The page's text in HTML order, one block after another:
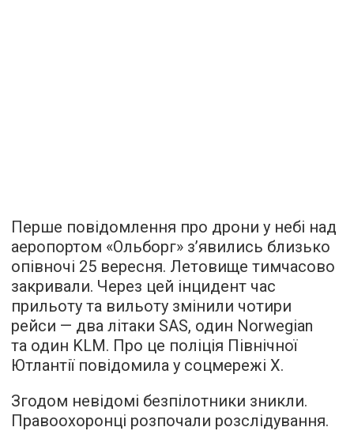
Перше повідомлення про дрони у небі над
аеропортом «Ольборг» з’явились близько
опівночі 25 вересня. Летовище тимчасово
закривали. Через цей інцидент час
прильоту та вильоту змінили чотири
рейси — два літаки SAS, один Norwegian
та один KLM. Про це поліція Північної
Ютлантії повідомила у соцмережі Х.
Згодом невідомі безпілотники зникли.
Правоохоронці розпочали розслідування.